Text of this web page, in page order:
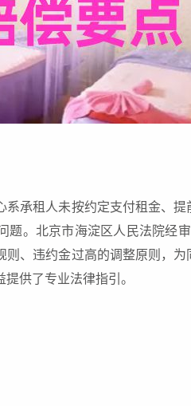
承租人未按约定支付租金、
题。北京市海淀区人民法院经
、违约金过高的调整原则，
供了专业法律指引。